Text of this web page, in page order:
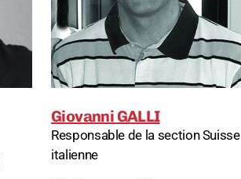
Giovanni GALLI
Responsable de la section Suisse
italienne